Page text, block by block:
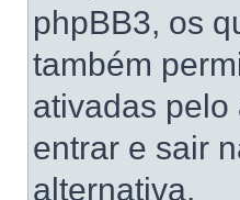
phpBB3, os
também
ativadas pelo
entrar e sair
alternativa.